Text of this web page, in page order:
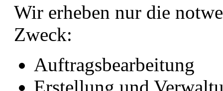
Wir erheben nur die
Zweck:
Auftragsbearbeitung